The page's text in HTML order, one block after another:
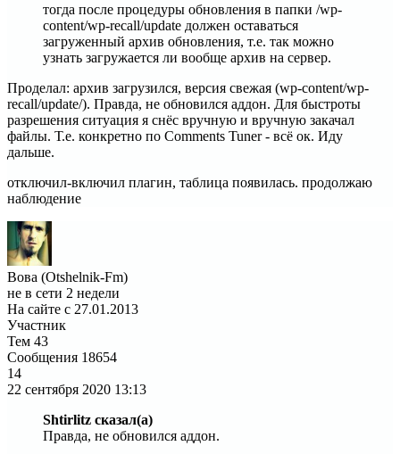
тогда после процедуры обновления в папки /wp-
content/wp-recall/update должен оставаться
загруженный архив обновления, т.е. так можно
узнать загружается ли вообще архив на сервер.
Проделал: архив загрузился, версия свежая (wp-content/wp-
recall/update/). Правда, не обновился аддон. Для быстроты
разрешения ситуация я снёс вручную и вручную закачал
файлы. Т.е. конкретно по Comments Tuner - всё ок. Иду
дальше.
отключил-включил плагин, таблица появилась. продолжаю
наблюдение
Вова (Otshelnik-Fm)
не в сети 2 недели
На сайте с 27.01.2013
Участник
Тем 43
Сообщения 18654
14
22 сентября 2020 13:13
Shtirlitz сказал(а)
Правда, не обновился аддон.